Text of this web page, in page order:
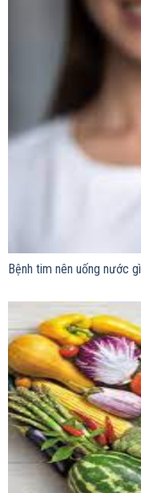
Bệnh tim nên uống nước gì